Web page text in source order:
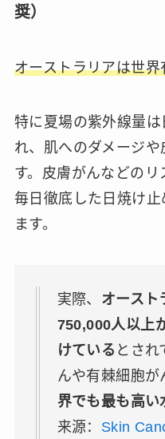
奨）
オーストラリアは世
特に夏場の紫外線量
れ、肌へのダメージ
す。皮膚がんなどの
毎日徹底した日焼け
ます。
実際、 オースト
750,000人以上
けている とさ
んや有棘細胞が
界でも最も高い
来源： Skin